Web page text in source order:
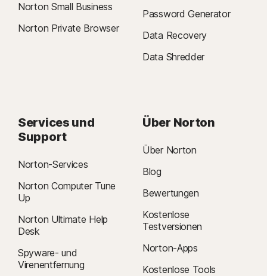
Norton Small Business
Norton Private Browser
Password Generator
Data Recovery
Data Shredder
Services und
Support
Norton-Services
Norton Computer Tune
Up
Norton Ultimate Help
Desk
Spyware- und
Virenentfernung
Über Norton
Über Norton
Blog
Bewertungen
Kostenlose
Testversionen
Norton-Apps
Kostenlose Tools